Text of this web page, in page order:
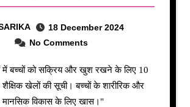
18 December 2024
No Comments
खेलों की सूची। बच्चों के शारीरिक और
मानसिक विकास के लिए खास।"